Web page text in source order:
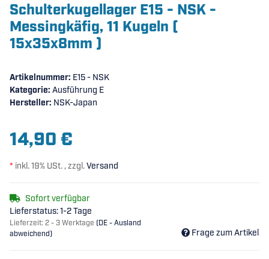
Schulterkugellager E15 - NSK -
Messingkäfig, 11 Kugeln (
15x35x8mm )
Artikelnummer: E15 - NSK
Kategorie: Ausführung E
Hersteller: NSK-Japan
14,90 €
* inkl. 19% USt. , zzgl.Versand
Sofort verfügbar
Lieferstatus: 1-2 Tage
Lieferzeit: 2 - 3 Werktage (DE - Ausland
abweichend)
Frage zum Artikel